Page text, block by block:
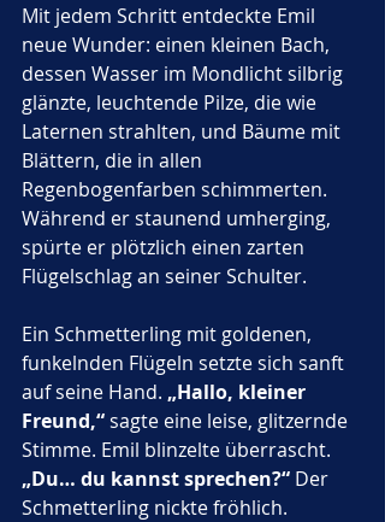
Mit jedem Schritt entdeckte Emil
neue Wunder: einen kleinen Bach,
dessen Wasser im Mondlicht silbrig
glänzte, leuchtende Pilze, die wie
Laternen strahlten, und Bäume mit
Blättern, die in allen
Regenbogenfarben schimmerten.
Während er staunend umherging,
spürte er plötzlich einen zarten
Flügelschlag an seiner Schulter.
Ein Schmetterling mit goldenen,
funkelnden Flügeln setzte sich sanft
auf seine Hand. „Hallo, kleiner
Freund,“ sagte eine leise, glitzernde
Stimme. Emil blinzelte überrascht.
„Du… du kannst sprechen?“ Der
Schmetterling nickte fröhlich.